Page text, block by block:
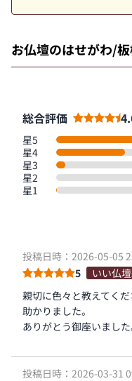
お仏壇のはせがわ/
総合評価
星5
星4
星3
星2
星1
投稿日時：2026-05-05
5
いい仏
親切に色々と教えてくだ
助かりました。
ありがとう御座いました
投稿日時：2026-03-31